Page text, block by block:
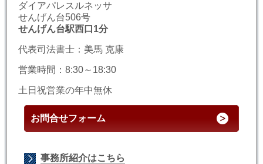
ダイアパレスルネッサ
せんげん台506号
せんげん台駅西口1分
代表司法書士：美馬 克康
営業時間：8:30～18:30
土日祝営業の年中無休
お問合せフォーム
事務所紹介はこちら